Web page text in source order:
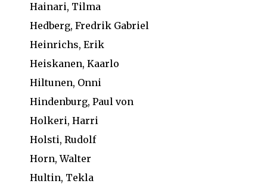
Hainari, Tilma
Hedberg, Fredrik Gabriel
Heinrichs, Erik
Heiskanen, Kaarlo
Hiltunen, Onni
Hindenburg, Paul von
Holkeri, Harri
Holsti, Rudolf
Horn, Walter
Hultin, Tekla